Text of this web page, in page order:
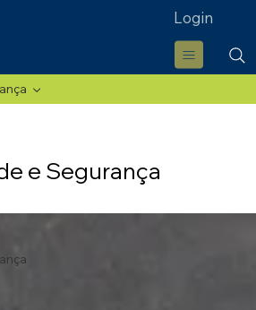
Login
e Segurança